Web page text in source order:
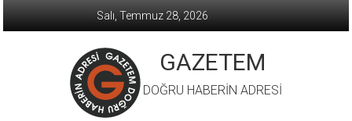
Salı, Temmuz 28, 2026
GAZETEM
DOĞRU HABERİN ADRESİ